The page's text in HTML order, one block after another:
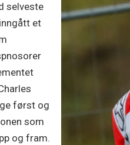
selveste
et
først og
som
og fram.